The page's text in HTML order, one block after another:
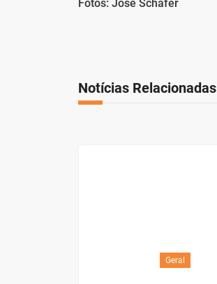
Fotos: José Schafer
Notícias Relacionadas
Geral